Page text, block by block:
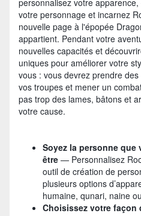
personnalisez votre apparence,
votre personnage et incarnez
nouvelle page à l'épopée
appartient. Pendant votre
nouvelles capacités et
uniques pour améliorer votre
vous : vous devrez prendre
vos troupes et mener un
pas trop des lames, bâtons et
votre cause.
Soyez la personne
être — Personnalisez
outil de création de
plusieurs options
humaine, qunari, naine
Choisissez votre façon